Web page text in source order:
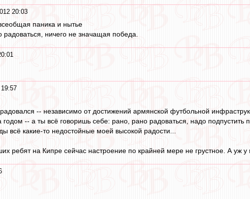
20:03
паника и нытье
радоваться, ничего не значащая победа.
-- независимо от достижений армянской футбольной
годом -- а ты всё говоришь себе: рано, рано радоваться, надо
всё какие-то недостойные моей высокой радости...
ребят на Кипре сейчас настроение по крайней мере не грустное. А уж